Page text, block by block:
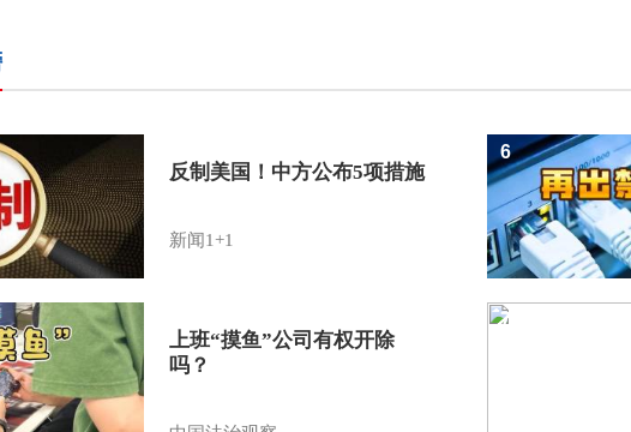
反制美国！中方公布5项措施
新闻1+1
上班“摸鱼”公司有权开除
吗？
6
7